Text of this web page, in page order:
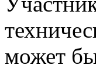
может